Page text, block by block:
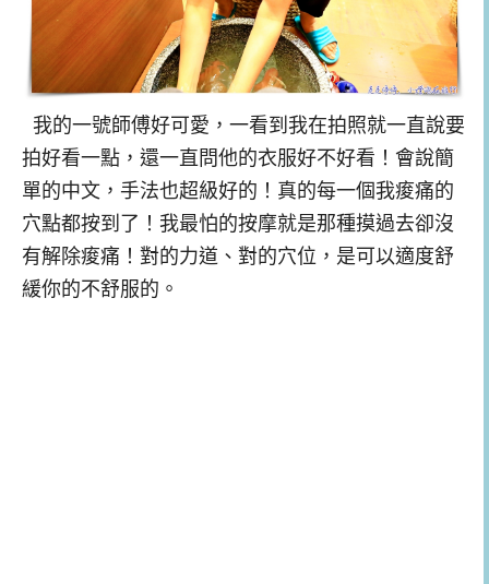
我的一號師傅好可愛，一看到我在拍照就一直說要
拍好看一點，還一直問他的衣服好不好看！會說簡
單的中文，手法也超級好的！真的每一個我痠痛的
穴點都按到了！我最怕的按摩就是那種摸過去卻沒
有解除痠痛！對的力道、對的穴位，是可以適度舒
緩你的不舒服的。